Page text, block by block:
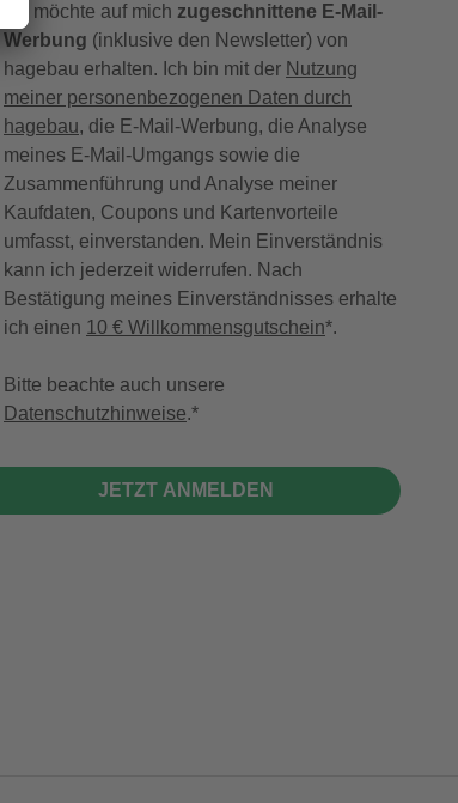
Ich möchte auf mich zugeschnittene E-Mail-
Werbung (inklusive den Newsletter) von
hagebau erhalten. Ich bin mit der Nutzung
meiner personenbezogenen Daten durch
hagebau, die E-Mail-Werbung, die Analyse
meines E-Mail-Umgangs sowie die
Zusammenführung und Analyse meiner
Kaufdaten, Coupons und Kartenvorteile
umfasst, einverstanden. Mein Einverständnis
kann ich jederzeit widerrufen. Nach
Bestätigung meines Einverständnisses erhalte
ich einen 10 € Willkommensgutschein*.
Bitte beachte auch unsere
Datenschutzhinweise.
JETZT ANMELDEN